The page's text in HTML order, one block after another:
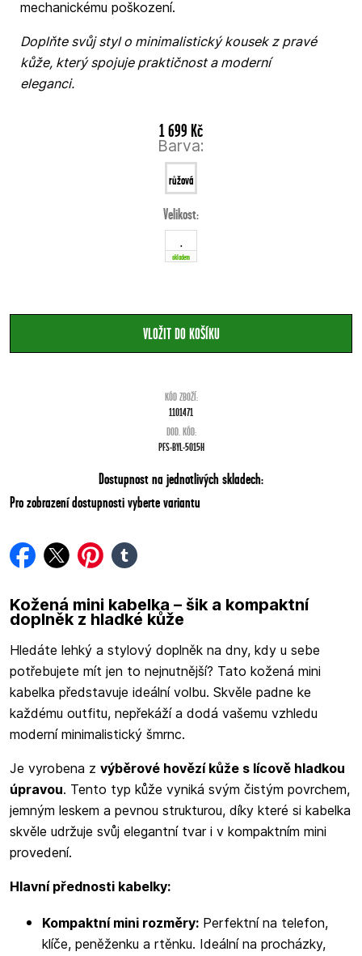
mechanickému poškození.
Doplňte svůj styl o minimalistický kousek z pravé
kůže, který spojuje praktičnost a moderní
eleganci.
1 699 Kč
Barva:
růžová
Velikost:
.
skladem
KÓD ZBOŽÍ:
1101471
DOD. KÓD:
PFS-BYL-5015H
Dostupnost na jednotlivých skladech:
Pro zobrazení dostupnosti vyberte variantu
facebook
twitterpinterest
tumblr
Kožená mini kabelka – šik a kompaktní
doplněk z hladké kůže
Hledáte lehký a stylový doplněk na dny, kdy u sebe
potřebujete mít jen to nejnutnější? Tato kožená mini
kabelka představuje ideální volbu. Skvěle padne ke
každému outfitu, nepřekáží a dodá vašemu vzhledu
moderní minimalistický šmrnc.
Je vyrobena z výběrové hovězí kůže s lícově hladkou
úpravou. Tento typ kůže vyniká svým čistým povrchem,
jemným leskem a pevnou strukturou, díky které si kabelka
skvěle udržuje svůj elegantní tvar i v kompaktním mini
provedení.
Hlavní přednosti kabelky:
Kompaktní mini rozměry: Perfektní na telefon,
klíče, peněženku a rtěnku. Ideální na procházky,